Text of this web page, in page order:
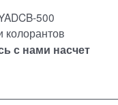
500
колорантов
с нами насчет